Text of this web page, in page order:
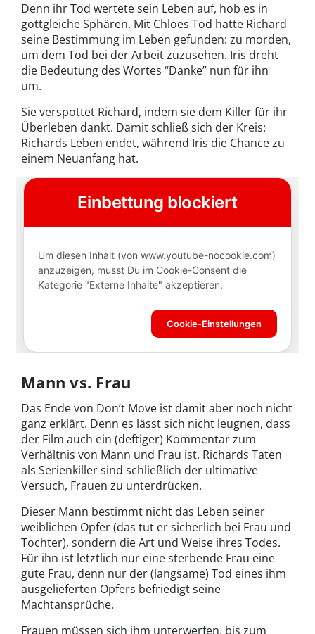
Denn ihr Tod wertete sein Leben auf, hob es in
gottgleiche Sphären. Mit Chloes Tod hatte Richard
seine Bestimmung im Leben gefunden: zu morden,
um dem Tod bei der Arbeit zuzusehen. Iris dreht
die Bedeutung des Wortes “Danke” nun für ihn
um.
Sie verspottet Richard, indem sie dem Killer für ihr
Überleben dankt. Damit schließ sich der Kreis:
Richards Leben endet, während Iris die Chance zu
einem Neuanfang hat.
Mann vs. Frau
Das Ende von Don’t Move ist damit aber noch nicht
ganz erklärt. Denn es lässt sich nicht leugnen, dass
der Film auch ein (deftiger) Kommentar zum
Verhältnis von Mann und Frau ist. Richards Taten
als Serienkiller sind schließlich der ultimative
Versuch, Frauen zu unterdrücken.
Dieser Mann bestimmt nicht das Leben seiner
weiblichen Opfer (das tut er sicherlich bei Frau und
Tochter), sondern die Art und Weise ihres Todes.
Für ihn ist letztlich nur eine sterbende Frau eine
gute Frau, denn nur der (langsame) Tod eines ihm
ausgelieferten Opfers befriedigt seine
Machtansprüche.
Frauen müssen sich ihm unterwerfen, bis zum